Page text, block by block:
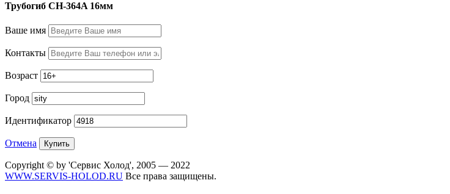
Трубогиб СН-364A 16мм
Ваше имя
Контакты
Возраст
Город
Идентификатор
Отмена
Copyright © by 'Сервис Холод', 2005 — 2022
WWW.SERVIS-HOLOD.RU Все права защищены.